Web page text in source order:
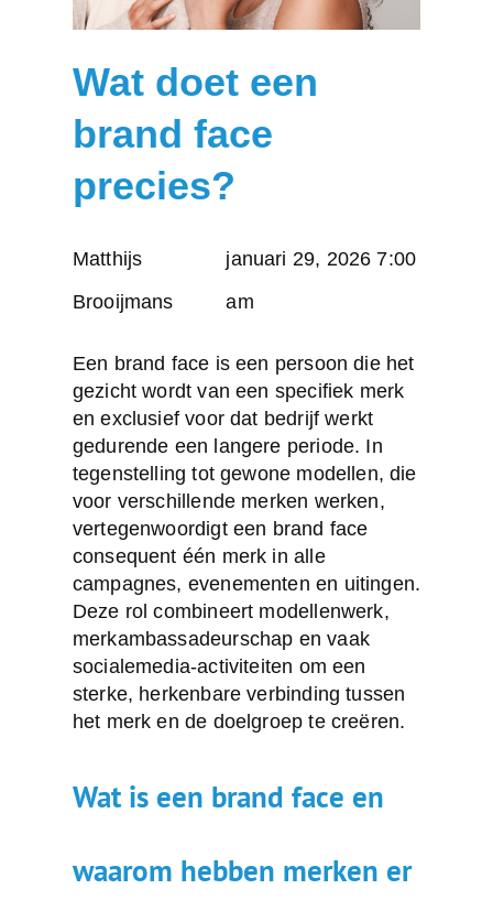
Wat doet een
brand face
precies?
Posted
by:
Matthijs
Brooijmans
januari 29, 2026 7:00
am
Een brand face is een persoon die het
gezicht wordt van een specifiek merk
en exclusief voor dat bedrijf werkt
gedurende een langere periode. In
tegenstelling tot gewone modellen, die
voor verschillende merken werken,
vertegenwoordigt een brand face
consequent één merk in alle
campagnes, evenementen en uitingen.
Deze rol combineert modellenwerk,
merkambassadeurschap en vaak
sociale­media-activiteiten om een
sterke, herkenbare verbinding tussen
het merk en de doelgroep te creëren.
Wat is een brand face en
waarom hebben merken er